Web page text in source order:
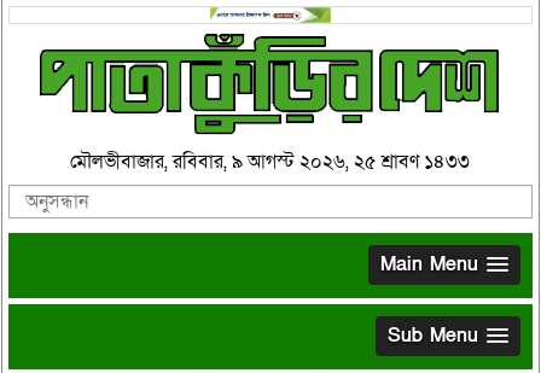
মৌলভীবাজার, রবিবার, ৯ আগস্ট ২০২৬, ২৫ শ্রাবণ ১৪৩৩
Main Menu
Sub Menu